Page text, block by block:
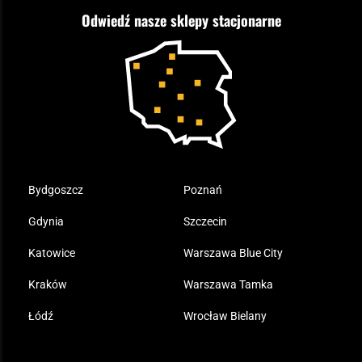
Reklamacje i gwarancja
Odwiedź nasze sklepy stacjonarne
Bydgoszcz
Gdynia
Katowice
Kraków
Łódź
Poznań
Szczecin
Warszawa Blue City
Warszawa Tamka
Wrocław Bielany
Kupony i kody rabatowe
Plecak ewakuacyjny preppersa
Samoobrona